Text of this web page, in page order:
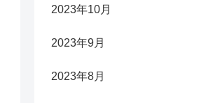
2023年10月
2023年9月
2023年8月